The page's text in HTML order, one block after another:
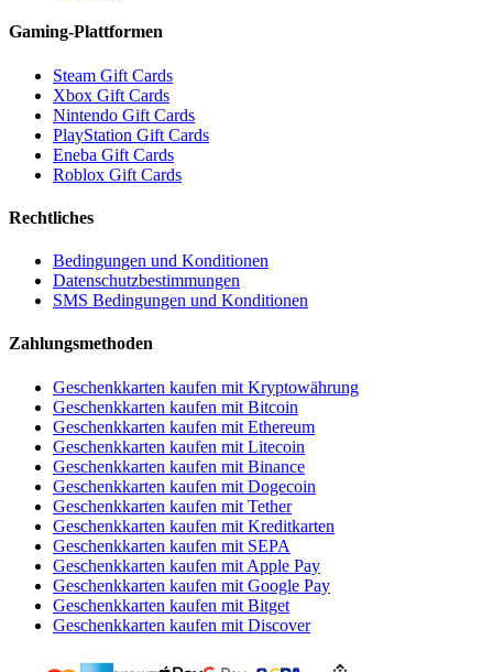
Gaming-Plattformen
Steam Gift Cards
Xbox Gift Cards
Nintendo Gift Cards
PlayStation Gift Cards
Eneba Gift Cards
Roblox Gift Cards
Rechtliches
Bedingungen und Konditionen
Datenschutzbestimmungen
SMS Bedingungen und Konditionen
Zahlungsmethoden
Geschenkkarten kaufen mit Kryptowährung
Geschenkkarten kaufen mit Bitcoin
Geschenkkarten kaufen mit Ethereum
Geschenkkarten kaufen mit Litecoin
Geschenkkarten kaufen mit Binance
Geschenkkarten kaufen mit Dogecoin
Geschenkkarten kaufen mit Tether
Geschenkkarten kaufen mit Kreditkarten
Geschenkkarten kaufen mit SEPA
Geschenkkarten kaufen mit Apple Pay
Geschenkkarten kaufen mit Google Pay
Geschenkkarten kaufen mit Bitget
Geschenkkarten kaufen mit Discover